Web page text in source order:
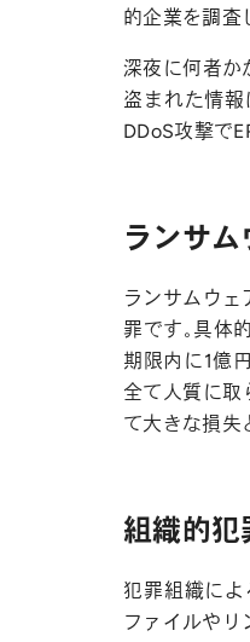
的企業を調査
深夜に何者か
盗まれた情報
DDoS攻撃で
ランサ
ランサムウェ
罪です。具体
期限内に1億
全て人質に取
て大きな損失
組織的犯
犯罪組織に
ファイルやリ